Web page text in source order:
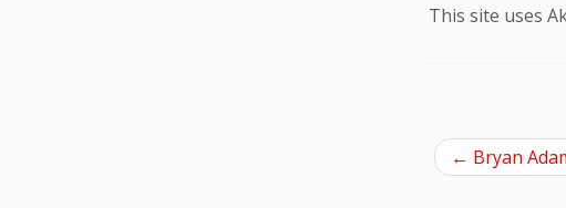
This site uses
← Bryan